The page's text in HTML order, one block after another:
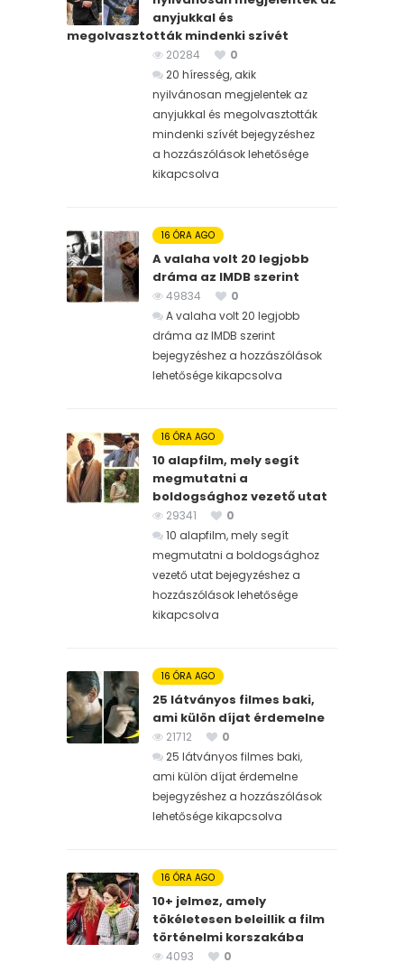
anyjukkal és
megolvasztották mindenki szívét
20284
0
20 híresség, akik
nyilvánosan megjelentek az
anyjukkal és megolvasztották
mindenki szívét bejegyzéshez
a hozzászólások lehetősége
kikapcsolva
16 ÓRA AGO
A valaha volt 20 legjobb
dráma az IMDB szerint
49834
0
A valaha volt 20 legjobb
dráma az IMDB szerint
bejegyzéshez a hozzászólások
lehetősége kikapcsolva
16 ÓRA AGO
10 alapfilm, mely segít
megmutatni a
boldogsághoz vezető utat
29341
0
10 alapfilm, mely segít
megmutatni a boldogsághoz
vezető utat bejegyzéshez a
hozzászólások lehetősége
kikapcsolva
16 ÓRA AGO
25 látványos filmes baki,
ami külön díjat érdemelne
21712
0
25 látványos filmes baki,
ami külön díjat érdemelne
bejegyzéshez a hozzászólások
lehetősége kikapcsolva
16 ÓRA AGO
10+ jelmez, amely
tökéletesen beleillik a film
történelmi korszakába
4093
0